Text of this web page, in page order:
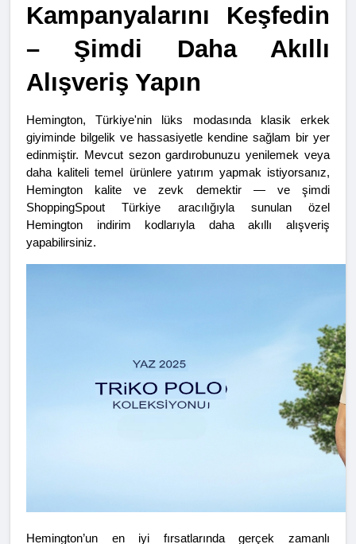
Kampanyalarını Keşfedin
– Şimdi Daha Akıllı
Alışveriş Yapın
Hemington, Türkiye'nin lüks modasında klasik erkek
giyiminde bilgelik ve hassasiyetle kendine sağlam bir yer
edinmiştir. Mevcut sezon gardırobunuzu yenilemek veya
daha kaliteli temel ürünlere yatırım yapmak istiyorsanız,
Hemington kalite ve zevk demektir — ve şimdi
ShoppingSpout Türkiye aracılığıyla sunulan özel
Hemington indirim kodlarıyla daha akıllı alışveriş
yapabilirsiniz.
Hemington’un en iyi fırsatlarında gerçek zamanlı